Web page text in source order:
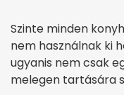
Szinte minden
nem használnak ki
ugyanis nem csak
melegen tartására